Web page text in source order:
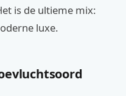
is de ultieme mix:
luxe.